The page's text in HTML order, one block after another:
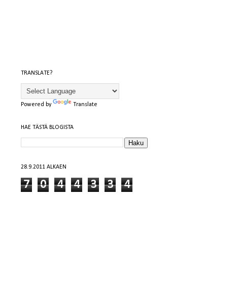
TRANSLATE?
Powered by Translate
HAE TÄSTÄ BLOGISTA
28.9.2011 ALKAEN
7 0 4 4 3 3 4